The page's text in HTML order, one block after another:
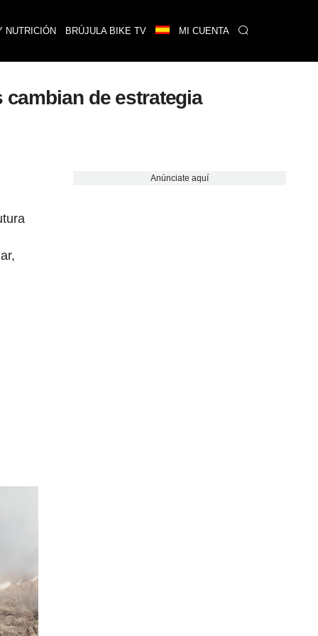
NUTRICIÓN BRÚJULA BIKE TV MI CUENTA
de estrategia
Anúnciate aquí